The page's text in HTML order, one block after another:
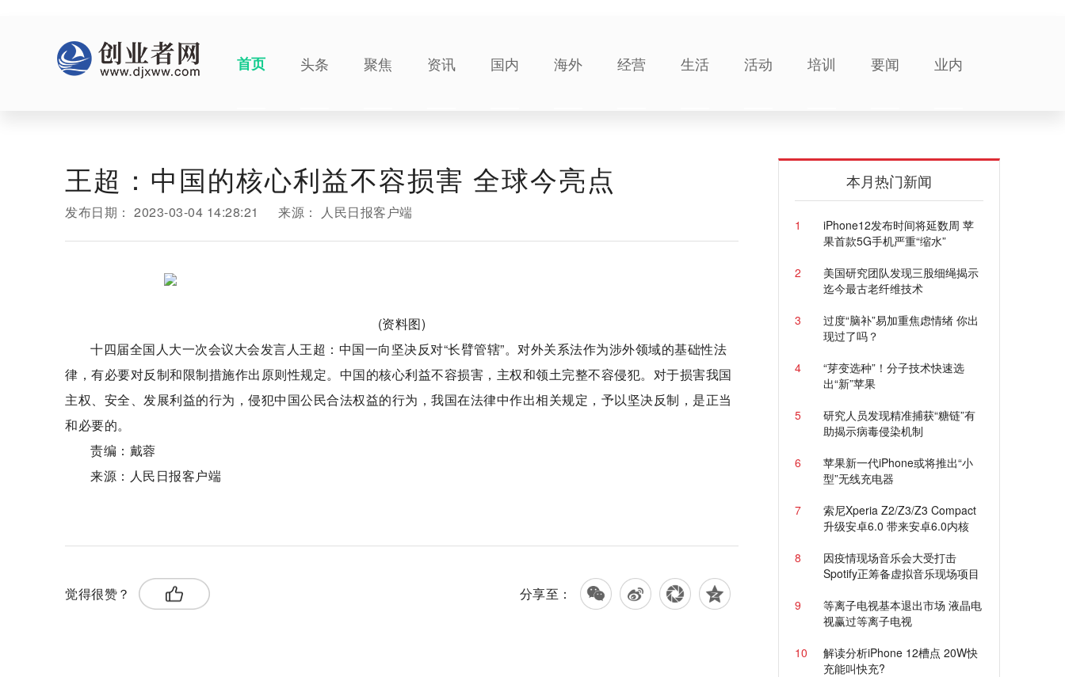
首页 头条 聚焦 资讯 国内 海外 经营 生活 活动 培训 要闻 业内
王超：中国的核心利益不容损害 全球今亮点
发布日期： 2023-03-04 14:28:21 来源： 人民日报客户端
(资料图)
十四届全国人大一次会议大会发言人王超：中国一向坚决反对“长臂管辖”。对外关系法作为涉外领域的基础性法
律，有必要对反制和限制措施作出原则性规定。中国的核心利益不容损害，主权和领土完整不容侵犯。对于损害我国
主权、安全、发展利益的行为，侵犯中国公民合法权益的行为，我国在法律中作出相关规定，予以坚决反制，是正当
和必要的。
责编：戴蓉
来源：人民日报客户端
觉得很赞？ 分享至：
本月热门新闻
1
iPhone12发布时间将延数周 苹
果首款5G手机严重“缩水”
2
美国研究团队发现三股细绳揭示
迄今最古老纤维技术
3
过度“脑补”易加重焦虑情绪 你出
现过了吗？
4
“芽变选种”！分子技术快速选
出“新”苹果
5
研究人员发现精准捕获“糖链”有
助揭示病毒侵染机制
6
苹果新一代iPhone或将推出“小
型”无线充电器
7
索尼Xperia Z2/Z3/Z3 Compact
升级安卓6.0 带来安卓6.0内核
8
因疫情现场音乐会大受打击
Spotify正筹备虚拟音乐现场项目
9
等离子电视基本退出市场 液晶电
视赢过等离子电视
10
解读分析iPhone 12槽点 20W快
充能叫快充?